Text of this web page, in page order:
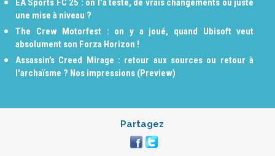
EA Sports FC 25 : on l'a testé, de vrais changements ou juste
une mise à niveau ?
The Crew Motorfest : on y a joué, quand Ubisoft veut
absolument son Forza Horizon !
Assassin’s Creed Mirage : retour aux sources ou retour à
l'archaïsme ? Nos impressions (Preview)
Partagez